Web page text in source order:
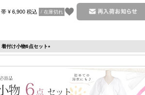
¥ 6,900 税込 在庫切れ
着付け小物6点セット
(必